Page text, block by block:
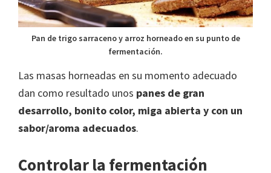
Pan de trigo sarraceno y arroz horneado en su punto de
fermentación.
Las masas horneadas en su momento adecuado
dan como resultado unos panes de gran
desarrollo, bonito color, miga abierta y con un
sabor/aroma adecuados.
Controlar la fermentación